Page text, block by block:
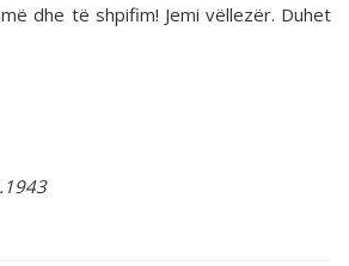
dhe të shpifim! Jemi vëllezër. Duhet